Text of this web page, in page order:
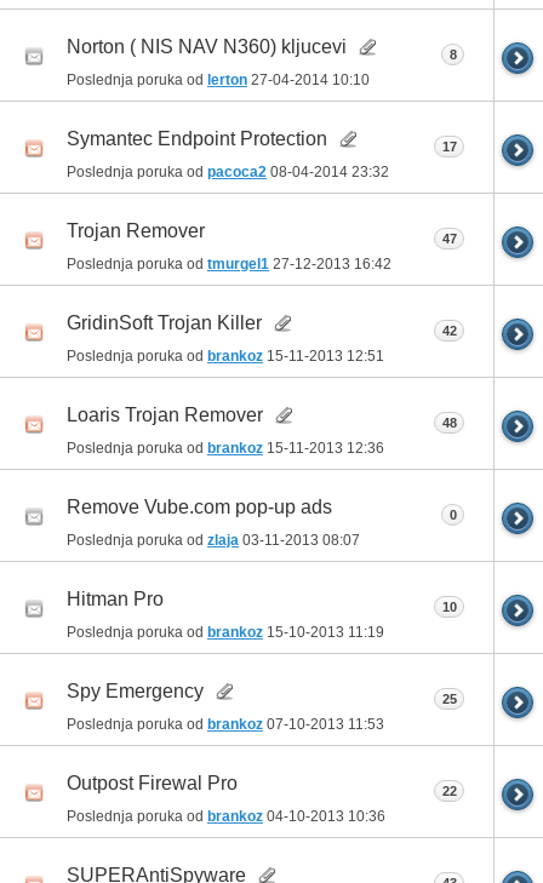
Norton ( NIS NAV N360) kljucevi
Poslednja poruka od lerton 27-04-2014 10:10
8
Symantec Endpoint Protection
Poslednja poruka od pacoca2 08-04-2014 23:32
17
Trojan Remover
Poslednja poruka od tmurgel1 27-12-2013 16:42
47
GridinSoft Trojan Killer
Poslednja poruka od brankoz 15-11-2013 12:51
42
Loaris Trojan Remover
Poslednja poruka od brankoz 15-11-2013 12:36
48
Remove Vube.com pop-up ads
Poslednja poruka od zlaja 03-11-2013 08:07
0
Hitman Pro
Poslednja poruka od brankoz 15-10-2013 11:19
10
Spy Emergency
Poslednja poruka od brankoz 07-10-2013 11:53
25
Outpost Firewal Pro
Poslednja poruka od brankoz 04-10-2013 10:36
22
SUPERAntiSpyware